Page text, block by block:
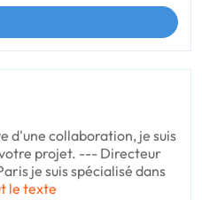
d'une collaboration, je suis
projet. --- Directeur
je suis spécialisé dans
le texte